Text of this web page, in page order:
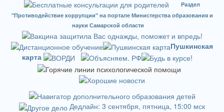
Раздел
"Противодействие коррупции" на портале Министерства образования и
науки Самарской области
Пушкинская
карта
Дедлайн: 3 сентября, пятница, 15:00 мск